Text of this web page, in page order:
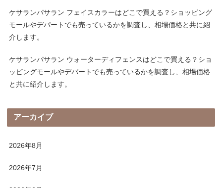
ケサランパサラン フェイスカラーはどこで買える？ショッピング
モールやデパートでも売っているかを調査し、相場価格と共に紹
介します。
ケサランパサラン ウォーターディフェンスはどこで買える？ショ
ッピングモールやデパートでも売っているかを調査し、相場価格
と共に紹介します。
アーカイブ
2026年8月
2026年7月